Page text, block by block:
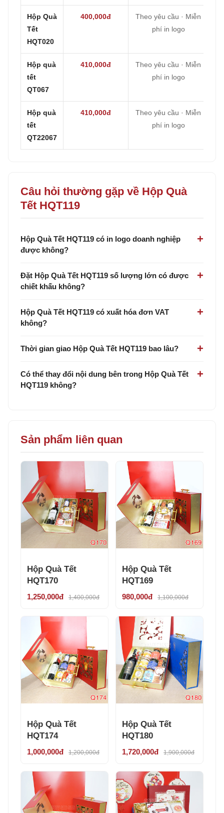
Hộp Quà
Tết
HQT020
400,000đ
Theo yêu cầu · Miễn
phí in logo
Hộp quà
tết
QT067
410,000đ
Theo yêu cầu · Miễn
phí in logo
Hộp quà
tết
QT22067
410,000đ
Theo yêu cầu · Miễn
phí in logo
Câu hỏi thường gặp về Hộp Quà
Tết HQT119
Hộp Quà Tết HQT119 có in logo doanh nghiệp
được không?
Đặt Hộp Quà Tết HQT119 số lượng lớn có được
chiết khấu không?
Hộp Quà Tết HQT119 có xuất hóa đơn VAT
không?
Thời gian giao Hộp Quà Tết HQT119 bao lâu?
Có thể thay đổi nội dung bên trong Hộp Quà Tết
HQT119 không?
Sản phẩm liên quan
Hộp Quà Tết
HQT170
1,250,000đ 1,400,000đ
Hộp Quà Tết
HQT169
980,000đ 1,100,000đ
Hộp Quà Tết
HQT174
1,000,000đ 1,200,000đ
Hộp Quà Tết
HQT180
1,720,000đ 1,900,000đ